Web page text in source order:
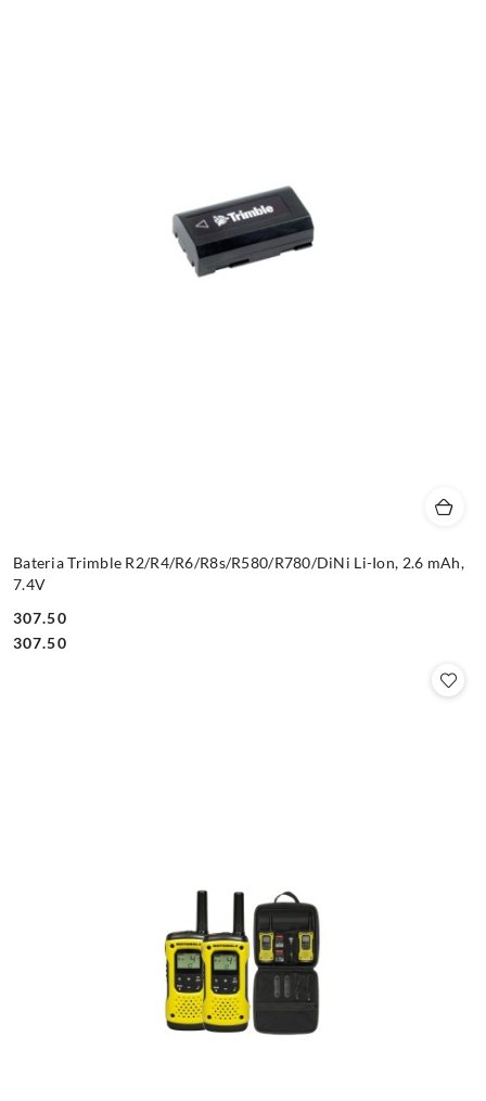
Bateria Trimble R2/R4/R6/R8s/R580/R780/DiNi Li-Ion, 2.6 mAh,
7.4V
Cena:
307.50
Cena:
307.50